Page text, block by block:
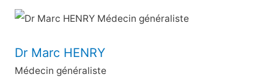
c
e
r
Dr Marc HENRY
Médecin généraliste